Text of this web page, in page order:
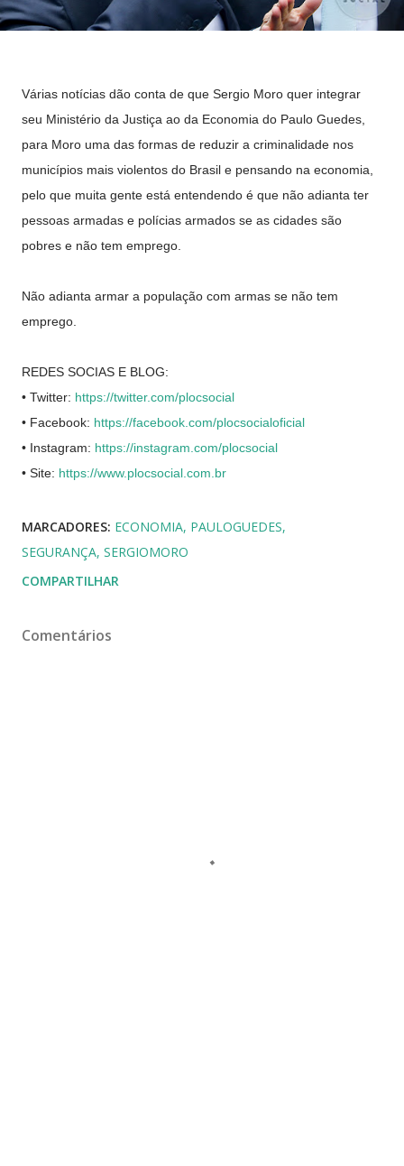
Várias notícias dão conta de que Sergio Moro quer integrar
seu Ministério da Justiça ao da Economia do Paulo Guedes,
para Moro uma das formas de reduzir a criminalidade nos
municípios mais violentos do Brasil e pensando na economia,
pelo que muita gente está entendendo é que não adianta ter
pessoas armadas e polícias armados se as cidades são
pobres e não tem emprego.
Não adianta armar a população com armas se não tem
emprego.
REDES SOCIAS E BLOG:
• Twitter: https://twitter.com/plocsocial
• Facebook: https://facebook.com/plocsocialoficial
• Instagram: https://instagram.com/plocsocial
• Site: https://www.plocsocial.com.br
MARCADORES: ECONOMIA PAULOGUEDES
SEGURANÇA SERGIOMORO
COMPARTILHAR
Comentários